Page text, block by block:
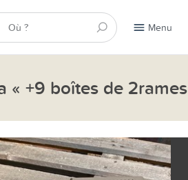
Menu
« +9 boîtes de 2rames